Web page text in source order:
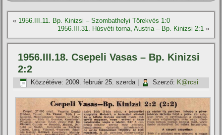
« 1956.III.11. Bp. Kinizsi – Szombathelyi Törekvés 1:0
1956.III.31. Húsvéti torna, Austria – Bp. Kinizsi 2:1»
1956.III.18. Csepeli Vasas – Bp. Kinizsi
2:2
Közzétéve: 2009. február 25. szerda| Szerző: K@rcsi